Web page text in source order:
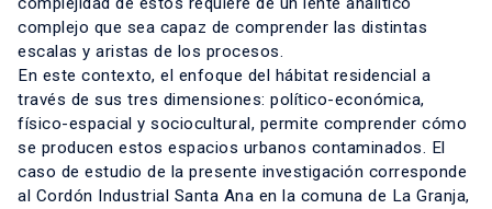
complejo que sea capaz de comprender las distintas
escalas y aristas de los procesos.
En este contexto, el enfoque del hábitat residencial a
través de sus tres dimensiones: político-económica,
físico-espacial y sociocultural, permite comprender cómo
se producen estos espacios urbanos contaminados. El
caso de estudio de la presente investigación corresponde
al Cordón Industrial Santa Ana en la comuna de La Granja,